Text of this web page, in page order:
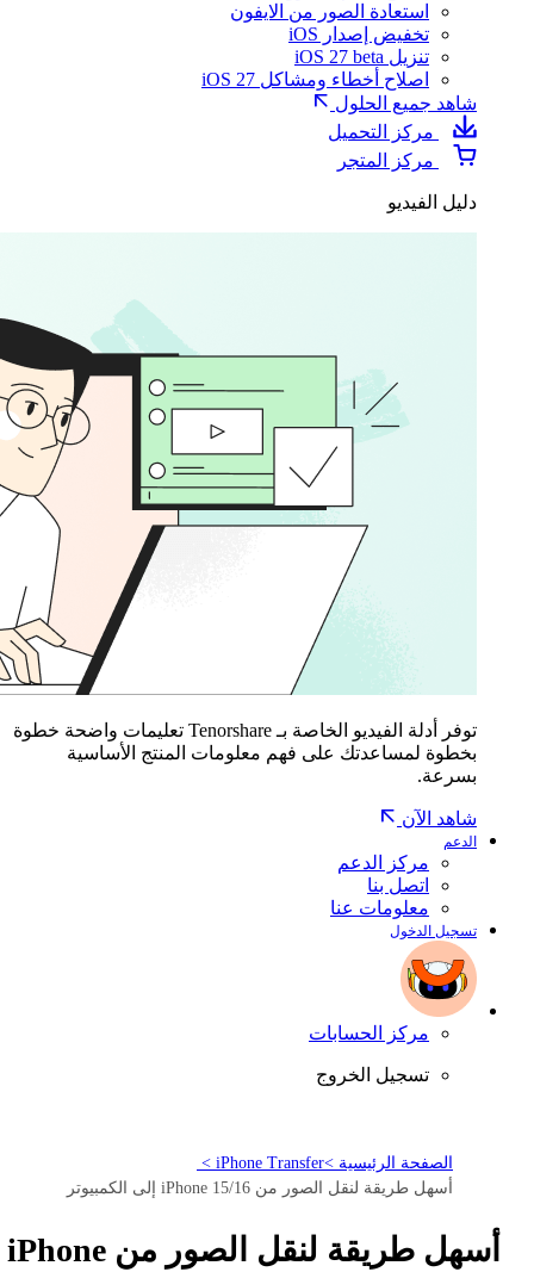
استعادة الصور من الايفون
تخفيض إصدار iOS
تنزيل iOS 27 beta
اصلاح أخطاء ومشاكل iOS 27
شاهد جميع الحلول
مركز التحميل
مركز المتجر
دليل الفيديو
توفر أدلة الفيديو الخاصة بـ Tenorshare تعليمات واضحة خطوة
بخطوة لمساعدتك على فهم معلومات المنتج الأساسية
بسرعة.
شاهد الآن
الدعم
مركز الدعم
اتصل بنا
معلومات عنا
تسجيل الدخول
مركز الحسابات
تسجيل الخروج
الصفحة الرئيسية >iPhone Transfer >
أسهل طريقة لنقل الصور من iPhone 15/16 إلى الكمبيوتر
أسهل طريقة لنقل الصور من iPhone